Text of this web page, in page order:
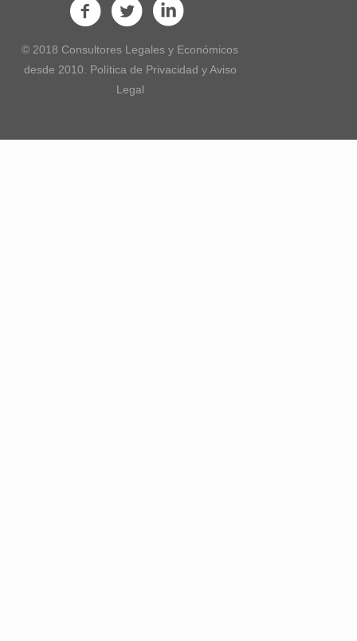
© 2018 Consultores Legales y Económicos
desde 2010. Política de Privacidad y Aviso
Legal